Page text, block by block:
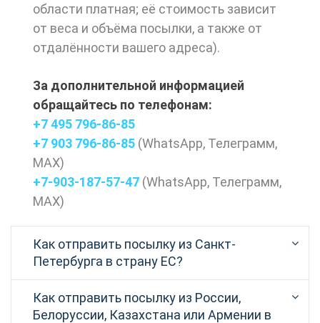
области платная; её стоимость зависит
от веса и объёма посылки, а также от
отдалённости вашего адреса).
За дополнительной информацией
обращайтесь по телефонам:
+7 495 796-86-85
+7 903 796-86-85 (WhatsApp, Телеграмм,
МАХ)
+7-903-187-57-47 (WhatsApp, Телеграмм,
МАХ)
Как отправить посылку из Санкт-
Петербурга в страну ЕС?
Как отправить посылку из России,
Белоруссии, Казахстана или Армении в